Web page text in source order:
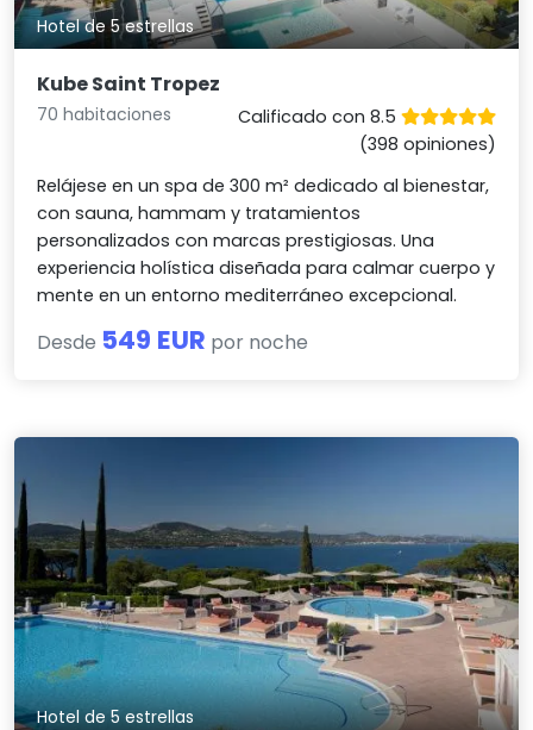
Hotel de 5 estrellas
Kube Saint Tropez
70 habitaciones
Calificado con 8.5
(398 opiniones)
Relájese en un spa de 300 m² dedicado al bienestar,
con sauna, hammam y tratamientos
personalizados con marcas prestigiosas. Una
experiencia holística diseñada para calmar cuerpo y
mente en un entorno mediterráneo excepcional.
Desde 549 EUR por noche
Hotel de 5 estrellas